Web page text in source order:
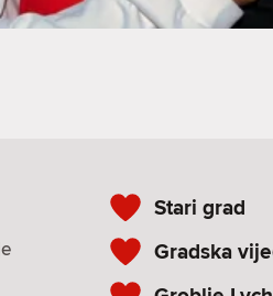
Stari grad
Gradska